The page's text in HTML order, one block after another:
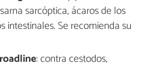
sarcóptica, ácaros de los
intestinales. Se recomienda su
: contra cestodos,